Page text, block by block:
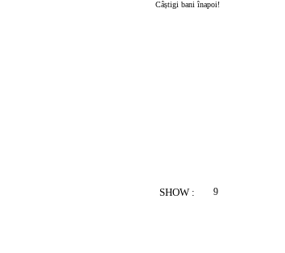
Câștigi bani înapoi!
SHOW :